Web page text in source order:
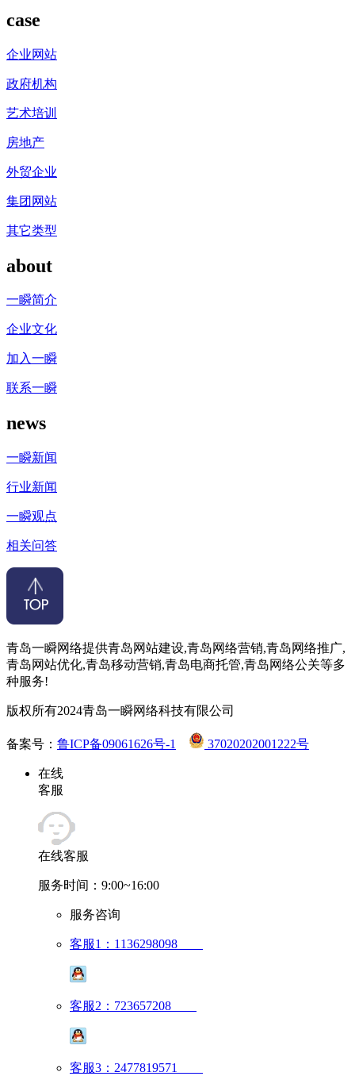
case
企业网站
政府机构
艺术培训
房地产
外贸企业
集团网站
其它类型
about
一瞬简介
企业文化
加入一瞬
联系一瞬
news
一瞬新闻
行业新闻
一瞬观点
相关问答
青岛一瞬网络提供青岛网站建设,青岛网络营销,青岛网络推广,
青岛网站优化,青岛移动营销,青岛电商托管,青岛网络公关等多
种服务!
版权所有2024青岛一瞬网络科技有限公司
备案号： 鲁ICP备09061626号-1 37020202001222号
在线
客服
在线客服
服务时间：9:00~16:00
服务咨询
客服1：1136298098
客服2：723657208
客服3：2477819571